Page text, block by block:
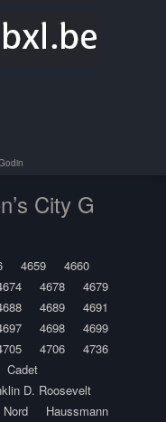
City G
4659
4660
4678
4679
4689
4691
4698
4699
4706
4736
Cadet
D. Roosevelt
Haussmann